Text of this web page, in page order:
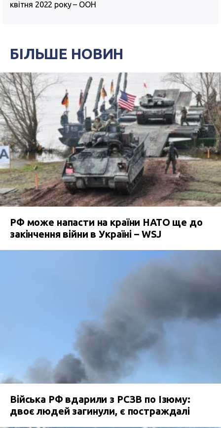
квітня 2022 року – ООН
БІЛЬШЕ НОВИН
РФ може напасти на країни НАТО ще до
закінчення війни в Україні – WSJ
Війська РФ вдарили з РСЗВ по Ізюму:
двоє людей загинули, є постраждалі